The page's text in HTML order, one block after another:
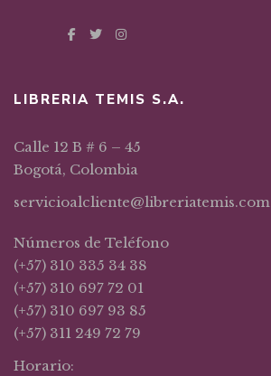
LIBRERIA TEMIS S.A.
Calle 12 B # 6 – 45
Bogotá, Colombia
servicioalcliente@libreriatemis.com
Números de Teléfono
(+57) 310 335 34 38
(+57) 310 697 72 01
(+57) 310 697 93 85
(+57) 311 249 72 79
Horario: